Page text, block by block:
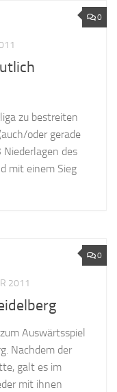
0
zu bestreiten
oder gerade
des
mit einem Sieg
0
2011
Auswärtsspiel
Nachdem der
galt es im
mit ihnen